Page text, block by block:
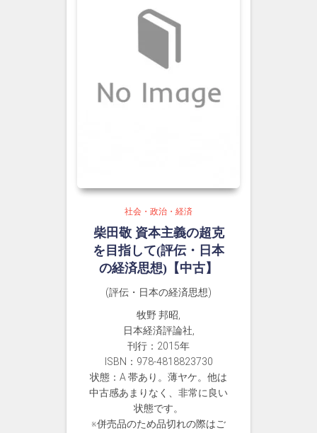
社会・政治・経済
柴田敬 資本主義の超克
を目指して(評伝・日本
の経済思想)【中古】
(評伝・日本の経済思想)
牧野 邦昭,
日本経済評論社,
刊行：2015年
ISBN：978-4818823730
状態：A 帯あり。薄ヤケ。他は
中古感あまりなく、非常に良い
状態です。
※併売品のため品切れの際はご